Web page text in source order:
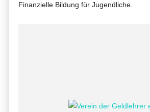
Finanzielle Bildung für Jugendliche.